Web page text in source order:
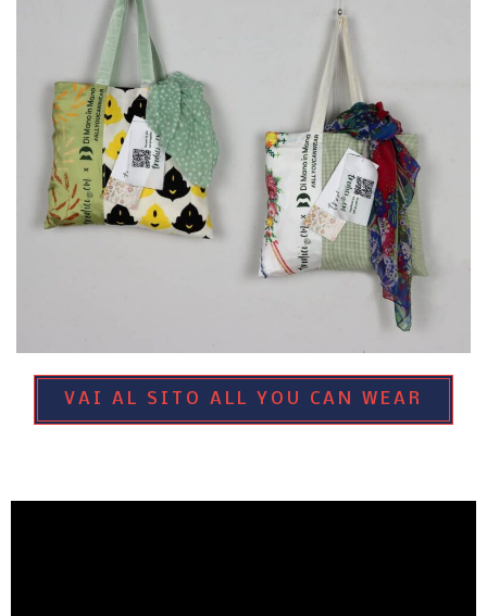
VAI AL SITO ALL YOU CAN WEAR